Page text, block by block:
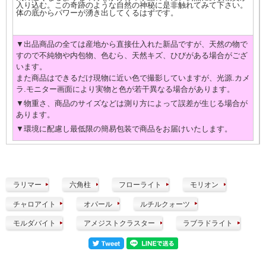
入り込む。この奇跡のような自然の神秘に是非触れてみて下さい。
体の底からパワーが湧き出してくるはずです。
▼出品商品の全ては産地から直接仕入れた新品ですが、天然の物で
すので不純物や内包物、色むら、天然キズ、ひびがある場合がござ
います。
また商品はできるだけ現物に近い色で撮影していますが、光源.カメ
ラ.モニター画面により実物と色が若干異なる場合があります。
▼物重さ、商品のサイズなどは測り方によって誤差が生じる場合が
あります。
▼環境に配慮し最低限の簡易包装で商品をお届けいたします。
ラリマー 六角柱 フローライト モリオン
チャロアイト オパール ルチルクォーツ
モルダバイト アメジストクラスター ラブラドライト